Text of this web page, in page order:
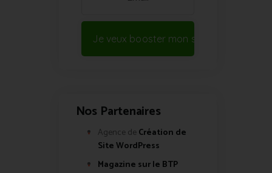
Je veux booster mon site !
Nos Partenaires
Agence de Création de
Site WordPress
Magazine sur le BTP